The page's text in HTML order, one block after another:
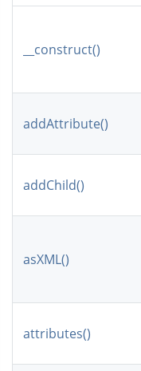
__construct()
addAttribute()
addChild()
asXML()
attributes()